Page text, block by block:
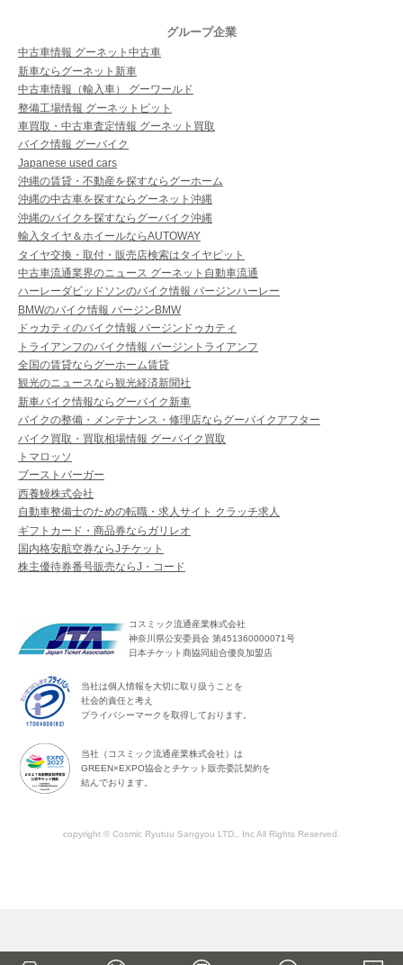
グループ企業
中古車情報 グーネット中古車
新車ならグーネット新車
中古車情報（輸入車） グーワールド
整備工場情報 グーネットピット
車買取・中古車査定情報 グーネット買取
バイク情報 グーバイク
Japanese used cars
沖縄の賃貸・不動産を探すならグーホーム
沖縄の中古車を探すならグーネット沖縄
沖縄のバイクを探すならグーバイク沖縄
輸入タイヤ＆ホイールならAUTOWAY
タイヤ交換・取付・販売店検索はタイヤピット
中古車流通業界のニュース グーネット自動車流通
ハーレーダビッドソンのバイク情報 バージンハーレー
BMWのバイク情報 バージンBMW
ドゥカティのバイク情報 バージンドゥカティ
トライアンフのバイク情報 バージントライアンフ
全国の賃貸ならグーホーム賃貸
観光のニュースなら観光経済新聞社
新車バイク情報ならグーバイク新車
バイクの整備・メンテナンス・修理店ならグーバイクアフター
バイク買取・買取相場情報 グーバイク買取
トマロッソ
ブーストバーガー
西養鰻株式会社
自動車整備士のための転職・求人サイト クラッチ求人
ギフトカード・商品券ならガリレオ
国内格安航空券ならJチケット
株主優待券番号販売ならJ・コード
コスミック流通産業株式会社
神奈川県公安委員会 第451360000071号
日本チケット商協同組合優良加盟店
当社は個人情報を大切に取り扱うことを
社会的責任と考え
プライバシーマークを取得しております。
当社（コスミック流通産業株式会社）は
GREEN×EXPO協会とチケット販売委託契約を
結んでおります。
copyright © Cosmic Ryutuu Sangyou LTD., Inc All Rights Reserved.